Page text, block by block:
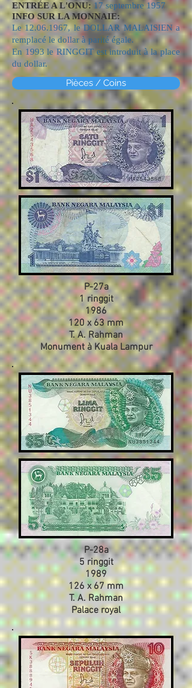
ENTRÉE A L'ONU: 17 septembre 1957
INFO SUR LA MONNAIE:
Le 12.06.1967, le DOLLAR MALAISIEN a
remplacé le dollar à parité égale.
En 1993 le RINGGIT est introduit à la place
du dollar.
Pièces / Coins
P-27a
1 ringgit
1986
120 x 63 mm
T. A. Rahman
Monument à Kuala Lampur
P-28a
5 ringgit
1989
126 x 67 mm
T. A. Rahman
Palace royal